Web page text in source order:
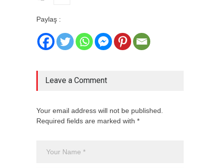
Paylaş :
Leave a Comment
Your email address will not be published.
Required fields are marked with *